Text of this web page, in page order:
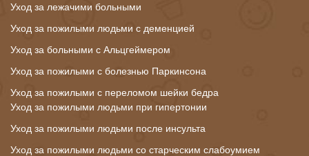
Уход за лежачими больными
Уход за пожилыми людьми с деменцией
Уход за больными с Альцгеймером
Уход за пожилыми с болезнью Паркинсона
Уход за пожилыми с переломом шейки бедра
Уход за пожилыми людьми при гипертонии
Уход за пожилыми людьми после инсульта
Уход за пожилыми людьми со старческим слабоумием